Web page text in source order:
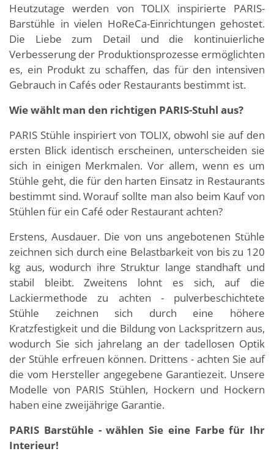
Heutzutage werden von TOLIX inspirierte PARIS-
Barstühle in vielen HoReCa-Einrichtungen gehostet.
Die Liebe zum Detail und die kontinuierliche
Verbesserung der Produktionsprozesse ermöglichten
es, ein Produkt zu schaffen, das für den intensiven
Gebrauch in Cafés oder Restaurants bestimmt ist.
Wie wählt man den richtigen PARIS-Stuhl aus?
PARIS Stühle inspiriert von TOLIX, obwohl sie auf den
ersten Blick identisch erscheinen, unterscheiden sie
sich in einigen Merkmalen. Vor allem, wenn es um
Stühle geht, die für den harten Einsatz in Restaurants
bestimmt sind. Worauf sollte man also beim Kauf von
Stühlen für ein Café oder Restaurant achten?
Erstens, Ausdauer. Die von uns angebotenen Stühle
zeichnen sich durch eine Belastbarkeit von bis zu 120
kg aus, wodurch ihre Struktur lange standhaft und
stabil bleibt. Zweitens lohnt es sich, auf die
Lackiermethode zu achten - pulverbeschichtete
Stühle zeichnen sich durch eine höhere
Kratzfestigkeit und die Bildung von Lackspritzern aus,
wodurch Sie sich jahrelang an der tadellosen Optik
der Stühle erfreuen können. Drittens - achten Sie auf
die vom Hersteller angegebene Garantiezeit. Unsere
Modelle von PARIS Stühlen, Hockern und Hockern
haben eine zweijährige Garantie.
PARIS Barstühle - wählen Sie eine Farbe für Ihr
Interieur!